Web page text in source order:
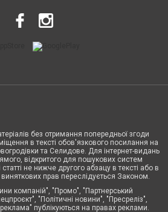
без отримання попередньої згоди
в тексті обов'язкового посилання на
та Селидове. Для інтернет-видань
відкритого для пошукових систем
не нижче другого абзацу в тексті або в
прав переслідується Законом.
компаній", "Промо", "Партнерський
"Політичні новини", "Пресреліз",
публікуються на правах реклами.